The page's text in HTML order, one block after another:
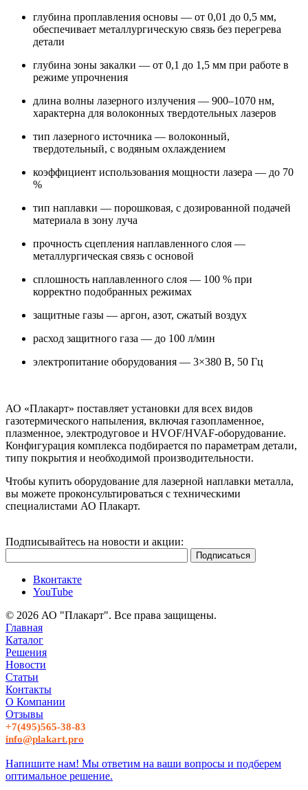
глубина проплавления основы — от 0,01 до 0,5 мм,
обеспечивает металлургическую связь без перегрева
детали
глубина зоны закалки — от 0,1 до 1,5 мм при работе в
режиме упрочнения
длина волны лазерного излучения — 900–1070 нм,
характерна для волоконных твердотельных лазеров
тип лазерного источника — волоконный,
твердотельный, с водяным охлаждением
коэффициент использования мощности лазера — до 70
%
тип наплавки — порошковая, с дозированной подачей
материала в зону луча
прочность сцепления наплавленного слоя —
металлургическая связь с основой
сплошность наплавленного слоя — 100 % при
корректно подобранных режимах
защитные газы — аргон, азот, сжатый воздух
расход защитного газа — до 100 л/мин
электропитание оборудования — 3×380 В, 50 Гц
АО «Плакарт» поставляет установки для всех видов
газотермического напыления, включая газопламенное,
плазменное, электродуговое и HVOF/HVAF-оборудование.
Конфигурация комплекса подбирается по параметрам детали,
типу покрытия и необходимой производительности.
Чтобы купить оборудование для лазерной наплавки металла,
вы можете проконсультироваться с техническими
специалистами АО Плакарт.
Подписывайтесь на новости и акции:
Вконтакте
YouTube
© 2026 АО "Плакарт". Все права защищены.
Главная
Каталог
Решения
Новости
Статьи
Контакты
О Компании
Отзывы
+7(495)565-38-83
info@plakart.pro
Напишите нам! Мы ответим на ваши вопросы и подберем
оптимальное решение.